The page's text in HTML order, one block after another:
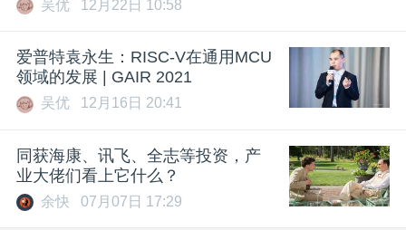
吴优 12月22日 10:58
爱普特袁永生：RISC-V在通用MCU
领域的发展 | GAIR 2021
吴优 12月16日 20:41
同获海康、讯飞、全志等投资，产
业大佬们看上它什么？
余快 07月07日 17:29